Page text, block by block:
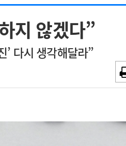
~2026-08-15
~2026-08-31
채용시까지
지 않겠다”
’ 다시 생각해달라”